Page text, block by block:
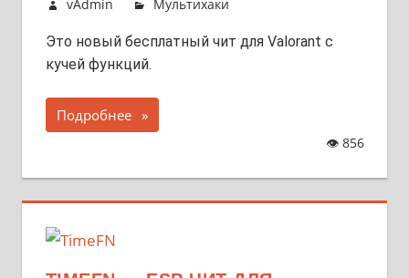
vAdmin Мультихаки
Это новый бесплатный чит для Valorant с
кучей функций.
Подробнее
👁 856